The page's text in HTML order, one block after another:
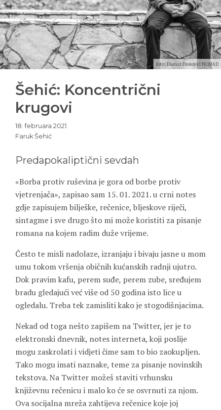
foto: Dženat Dreković/NOMAD
Šehić: Koncentrični
krugovi
18. februara 2021.
Faruk Šehić
Predapokaliptični sevdah
«Borba protiv ruševina je gora od borbe protiv
vjetrenjača», zapisao sam 15. 01. 2021. u crni notes
gdje zapisujem bilješke, rečenice, bljeskove riječi,
sintagme i sve drugo što mi može koristiti za pisanje
romana na kojem radim duže vrijeme.
Često te misli nadolaze, izranjaju i bivaju jasne u mom
umu tokom vršenja običnih kućanskih radnji ujutro.
Dok pravim kafu, perem suđe, perem zube, sređujem
bradu gledajući već više od 50 godina isto lice u
ogledalu. Treba tek zamisliti kako je stogodišnjacima.
Nekad od toga nešto zapišem na Twitter, jer je to
elektronski dnevnik, notes interneta, koji poslije
mogu zaskrolati i vidjeti čime sam to bio zaokupljen.
Tako mogu imati naznake, teme za pisanje novinskih
tekstova. Na Twitter možeš staviti vrhunsku
književnu rečenicu i malo ko će se osvrnuti za njom.
Ova socijalna mreža zahtijeva rečenice koje joj